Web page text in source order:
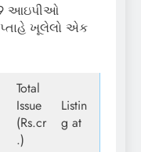
9 આઇપીઓ
ખૂલેલો એક
Total
Issue
(Rs.cr
.)
Listin
g at